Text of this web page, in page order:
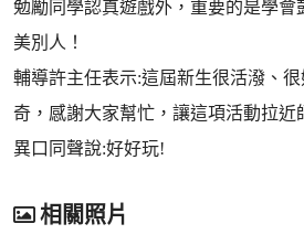
勉勵同學認真遊戲外，重要的是學會
美別人！
輔導許主任表示:這屆新生很活潑、
奇，感謝大家幫忙，讓這項活動拉近
異口同聲說:好好玩!
相關照片